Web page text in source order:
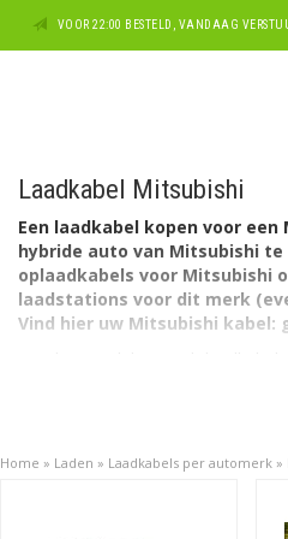
VOOR 22:00 BESTELD, VANDAAG
Laadkabel Mitsubishi
Een laadkabel kopen voor
hybride auto van Mitsubishi
oplaadkabels voor Mitsubishi
laadstations voor dit merk
Vind hier uw Mitsubishi
Laders voor Mitsubishi
vanaf 2020. De Outlander is van
Home » Laden » Laadkabels per automerk »